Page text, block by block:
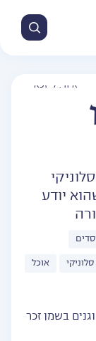
איור: לי זכאי
יודע
סלוניקי אוכל
בשמן זכר